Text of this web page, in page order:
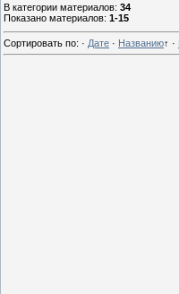
В категории материалов: 34
Показано материалов: 1-15
Сортировать по: · Дате · Названию↑ ·